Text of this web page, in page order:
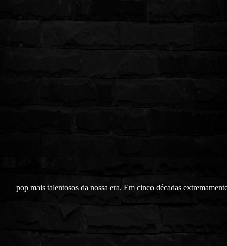
pop mais talentosos da nossa era. Em cinco décadas